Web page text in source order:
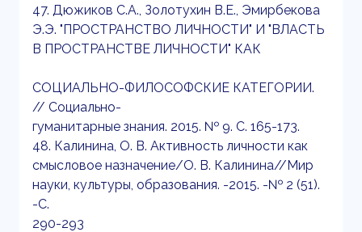
47. Дюжиков С.А., Золотухин В.Е., Эмирбекова
Э.Э. "ПРОСТРАНСТВО ЛИЧНОСТИ" И "ВЛАСТЬ
В ПРОСТРАНСТВЕ ЛИЧНОСТИ" КАК
СОЦИАЛЬНО-ФИЛОСОФСКИЕ КАТЕГОРИИ.
// Социально-
гуманитарные знания. 2015. № 9. С. 165-173.
48. Калинина, О. В. Активность личности как
смысловое назначение/О. В. Калинина//Мир
науки, культуры, образования. -2015. -№ 2 (51).
-С.
290-293